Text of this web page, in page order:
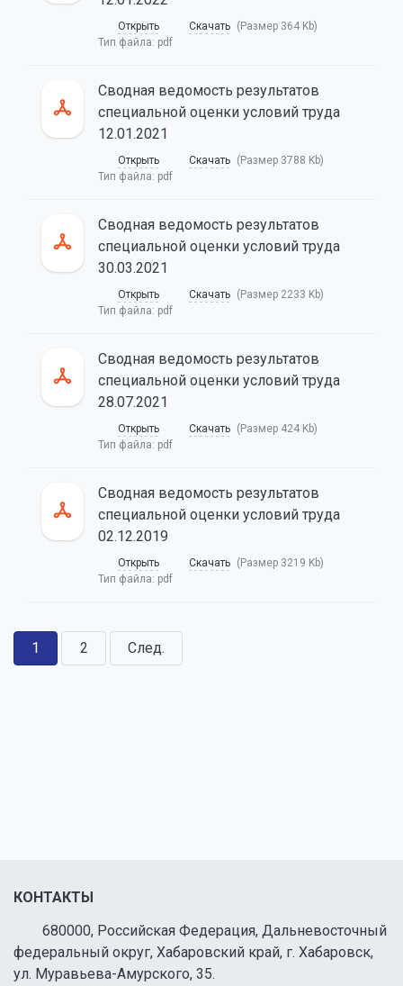
Открыть Скачать (Размер 364 Kb)
Тип файла: pdf
Сводная ведомость результатов
специальной оценки условий труда
12.01.2021
Открыть Скачать (Размер 3788 Kb)
Тип файла: pdf
Сводная ведомость результатов
специальной оценки условий труда
30.03.2021
Открыть Скачать (Размер 2233 Kb)
Тип файла: pdf
Сводная ведомость результатов
специальной оценки условий труда
28.07.2021
Открыть Скачать (Размер 424 Kb)
Тип файла: pdf
Сводная ведомость результатов
специальной оценки условий труда
02.12.2019
Открыть Скачать (Размер 3219 Kb)
Тип файла: pdf
1 2 След.
КОНТАКТЫ
680000, Российская Федерация, Дальневосточный
федеральный округ, Хабаровский край, г. Хабаровск,
ул. Муравьева-Амурского, 35.